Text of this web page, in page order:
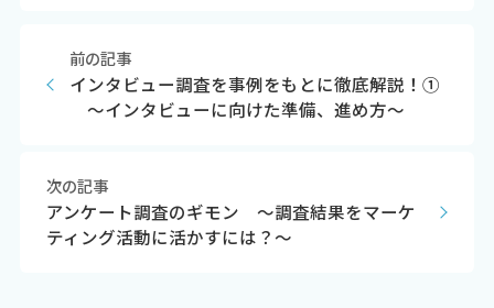
前の記事
インタビュー調査を事例をもとに徹底解説！①
～インタビューに向けた準備、進め方～
次の記事
アンケート調査のギモン ～調査結果をマーケ
ティング活動に活かすには？～